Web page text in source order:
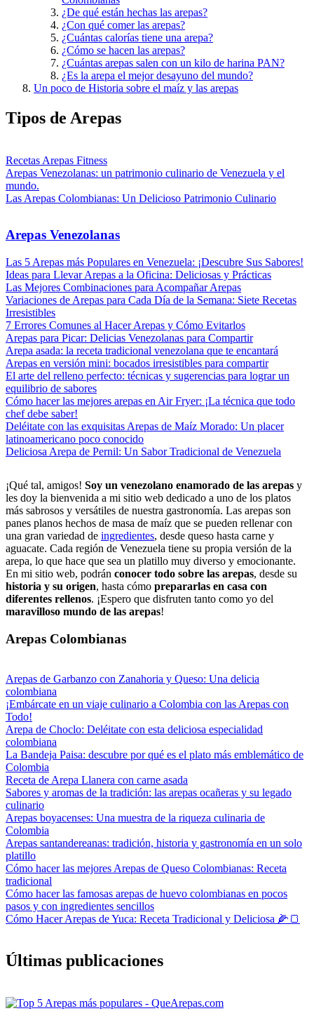
¿De qué están hechas las arepas?
¿Con qué comer las arepas?
¿Cuántas calorías tiene una arepa?
¿Cómo se hacen las arepas?
¿Cuántas arepas salen con un kilo de harina PAN?
¿Es la arepa el mejor desayuno del mundo?
Un poco de Historia sobre el maíz y las arepas
Tipos de Arepas
Recetas Arepas Fitness
Arepas Venezolanas: un patrimonio culinario de Venezuela y el
mundo.
Las Arepas Colombianas: Un Delicioso Patrimonio Culinario
Arepas Venezolanas
Las 5 Arepas más Populares en Venezuela: ¡Descubre Sus Sabores!
Ideas para Llevar Arepas a la Oficina: Deliciosas y Prácticas
Las Mejores Combinaciones para Acompañar Arepas
Variaciones de Arepas para Cada Día de la Semana: Siete Recetas
Irresistibles
7 Errores Comunes al Hacer Arepas y Cómo Evitarlos
Arepas para Picar: Delicias Venezolanas para Compartir
Arepa asada: la receta tradicional venezolana que te encantará
Arepas en versión mini: bocados irresistibles para compartir
El arte del relleno perfecto: técnicas y sugerencias para lograr un
equilibrio de sabores
Cómo hacer las mejores arepas en Air Fryer: ¡La técnica que todo
chef debe saber!
Deléitate con las exquisitas Arepas de Maíz Morado: Un placer
latinoamericano poco conocido
Deliciosa Arepa de Pernil: Un Sabor Tradicional de Venezuela
¡Qué tal, amigos! Soy un venezolano enamorado de las arepas y
les doy la bienvenida a mi sitio web dedicado a uno de los platos
más sabrosos y versátiles de nuestra gastronomía. Las arepas son
panes planos hechos de masa de maíz que se pueden rellenar con
una gran variedad de ingredientes, desde queso hasta carne y
aguacate. Cada región de Venezuela tiene su propia versión de la
arepa, lo que hace que sea un platillo muy diverso y emocionante.
En mi sitio web, podrán conocer todo sobre las arepas, desde su
historia y su origen, hasta cómo prepararlas en casa con
diferentes rellenos. ¡Espero que disfruten tanto como yo del
maravilloso mundo de las arepas!
Arepas Colombianas
Arepas de Garbanzo con Zanahoria y Queso: Una delicia
colombiana
¡Embárcate en un viaje culinario a Colombia con las Arepas con
Todo!
Arepa de Choclo: Deléitate con esta deliciosa especialidad
colombiana
La Bandeja Paisa: descubre por qué es el plato más emblemático de
Colombia
Receta de Arepa Llanera con carne asada
Sabores y aromas de la tradición: las arepas ocañeras y su legado
culinario
Arepas boyacenses: Una muestra de la riqueza culinaria de
Colombia
Arepas santandereanas: tradición, historia y gastronomía en un solo
platillo
Cómo hacer las mejores Arepas de Queso Colombianas: Receta
tradicional
Cómo hacer las famosas arepas de huevo colombianas en pocos
pasos y con ingredientes sencillos
Cómo Hacer Arepas de Yuca: Receta Tradicional y Deliciosa 🌽🍞
Últimas publicaciones